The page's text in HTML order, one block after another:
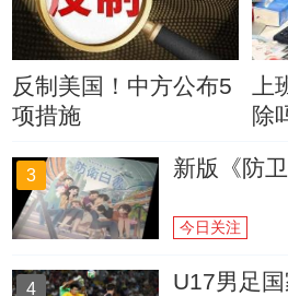
反制美国！中方公布5
项措施
除
3 新版《防
今日关注
4 U17男足